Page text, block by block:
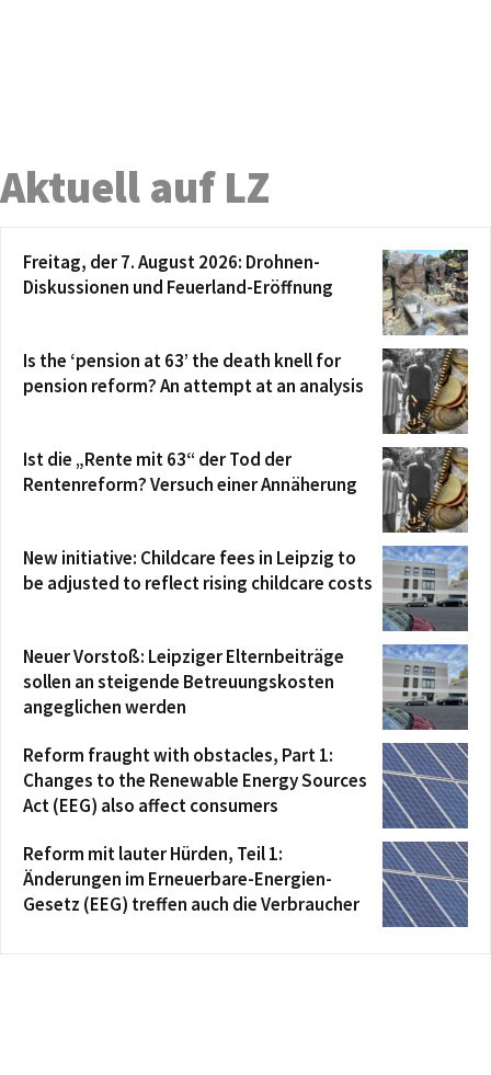
Aktuell auf LZ
Freitag, der 7. August 2026: Drohnen-
Diskussionen und Feuerland-Eröffnung
Is the ‘pension at 63’ the death knell for
pension reform? An attempt at an analysis
Ist die „Rente mit 63“ der Tod der
Rentenreform? Versuch einer Annäherung
New initiative: Childcare fees in Leipzig to
be adjusted to reflect rising childcare costs
Neuer Vorstoß: Leipziger Elternbeiträge
sollen an steigende Betreuungskosten
angeglichen werden
Reform fraught with obstacles, Part 1:
Changes to the Renewable Energy Sources
Act (EEG) also affect consumers
Reform mit lauter Hürden, Teil 1:
Änderungen im Erneuerbare-Energien-
Gesetz (EEG) treffen auch die Verbraucher